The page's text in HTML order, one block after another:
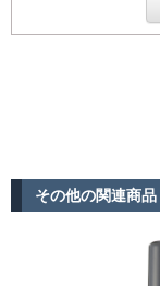
その他の関連商品